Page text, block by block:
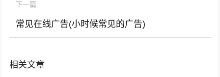
下一篇
常见在线广告(小时候常见的广告)
相关文章